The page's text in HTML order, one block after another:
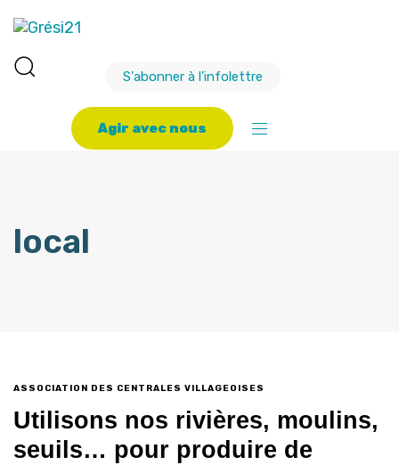
S'abonner à l'infolettre
Agir avec nous
local
ASSOCIATION DES CENTRALES VILLAGEOISES
Utilisons nos rivières, moulins,
seuils… pour produire de